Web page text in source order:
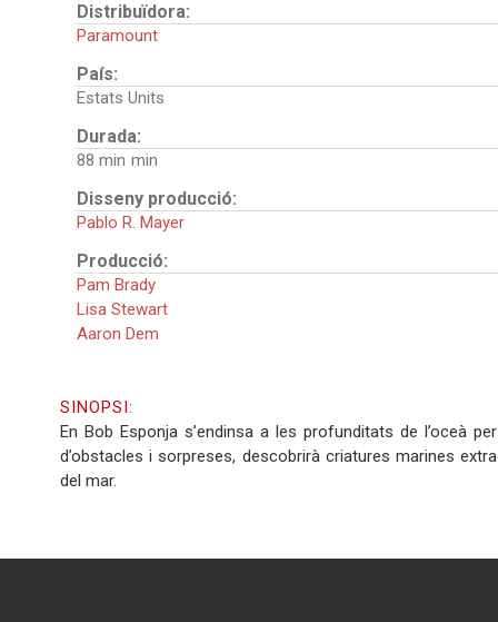
Distribuïdora:
Paramount
País:
Estats Units
Durada:
88 min
Disseny producció:
Pablo R. Mayer
Producció:
Pam Brady
Lisa Stewart
Aaron Dem
SINOPSI:
En Bob Esponja s’endinsa a les profunditats de l’oceà
d’obstacles i sorpreses, descobrirà criatures marines
del mar.